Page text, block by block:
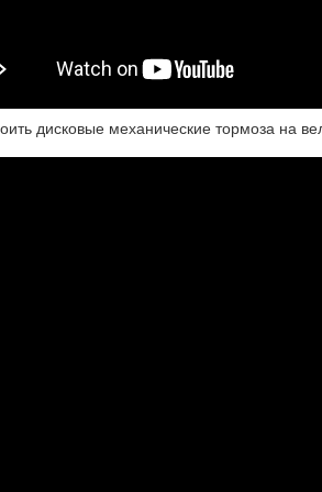
дисковые механические тормоза на